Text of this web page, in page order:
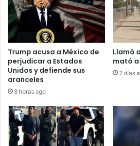
Trump acusa a México de
perjudicar a Estados
Unidos y defiende sus
aranceles
8 horas ago
Llamó
mató a
2 días